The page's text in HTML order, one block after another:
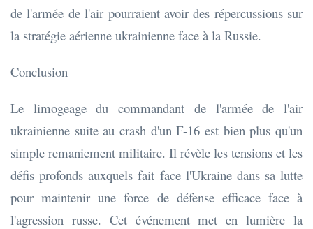
de l'armée de l'air pourraient avoir des répercussions sur
la stratégie aérienne ukrainienne face à la Russie.
Conclusion
Le limogeage du commandant de l'armée de l'air
ukrainienne suite au crash d'un F-16 est bien plus qu'un
simple remaniement militaire. Il révèle les tensions et les
défis profonds auxquels fait face l'Ukraine dans sa lutte
pour maintenir une force de défense efficace face à
l'agression russe. Cet événement met en lumière la